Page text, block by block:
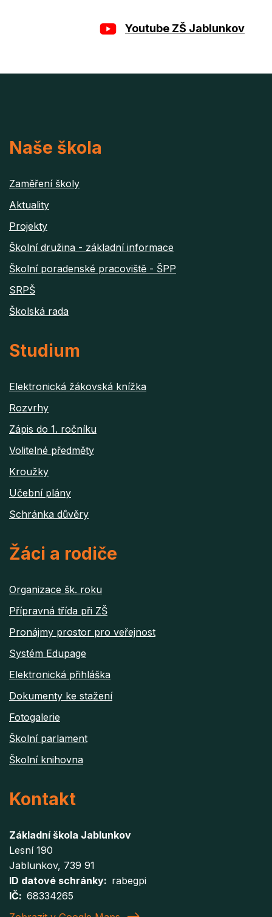
Youtube ZŠ Jablunkov
Naše škola
Zaměření školy
Aktuality
Projekty
Školní družina - základní informace
Školní poradenské pracoviště - ŠPP
SRPŠ
Školská rada
Studium
Elektronická žákovská knížka
Rozvrhy
Zápis do 1. ročníku
Volitelné předměty
Kroužky
Učební plány
Schránka důvěry
Žáci a rodiče
Organizace šk. roku
Přípravná třída při ZŠ
Pronájmy prostor pro veřejnost
Systém Edupage
Elektronická přihláška
Dokumenty ke stažení
Fotogalerie
Školní parlament
Školní knihovna
Kontakt
Základní škola Jablunkov
Lesní 190
Jablunkov, 739 91
ID datové schránky
rabegpi
IČ
68334265